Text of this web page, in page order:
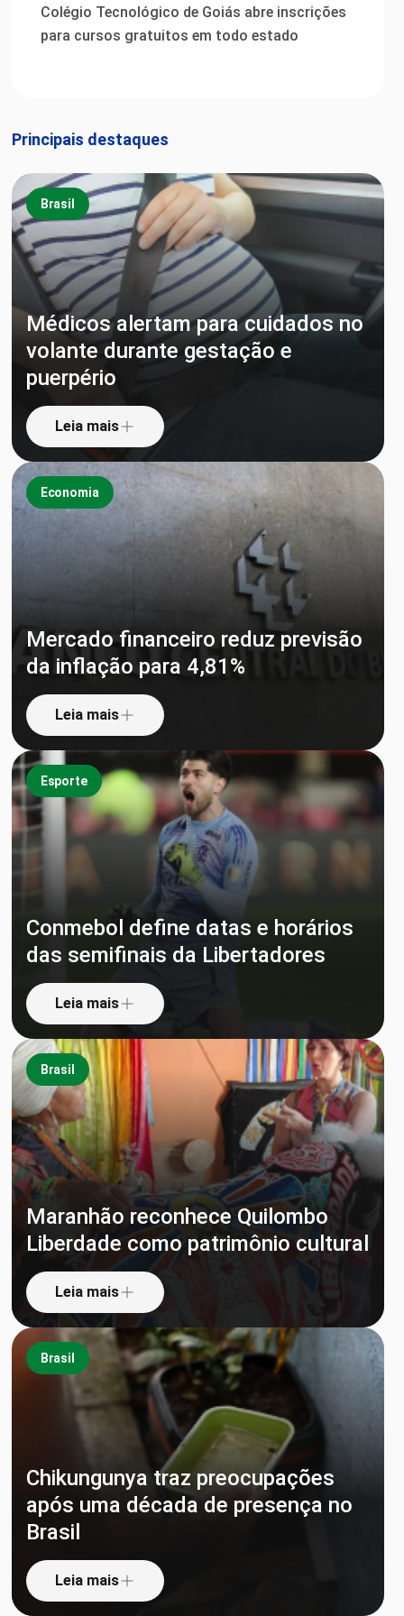
Colégio Tecnológico de Goiás abre inscrições
para cursos gratuitos em todo estado
Principais destaques
Brasil
Médicos alertam para cuidados no
volante durante gestação e
puerpério
Leia mais
Economia
Mercado financeiro reduz previsão
da inflação para 4,81%
Leia mais
Esporte
Conmebol define datas e horários
das semifinais da Libertadores
Leia mais
Brasil
Maranhão reconhece Quilombo
Liberdade como patrimônio cultural
Leia mais
Brasil
Chikungunya traz preocupações
após uma década de presença no
Brasil
Leia mais